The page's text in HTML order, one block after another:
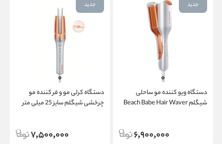
جدید
دستگاه ویو کننده مو ساحلی
شیگلم Beach Babe Hair Waver
6,900,000
جدید
دستگاه کرلی مو و فر کننده مو
چرخشی شیگلم سایز 25 میلی متر
7,500,000